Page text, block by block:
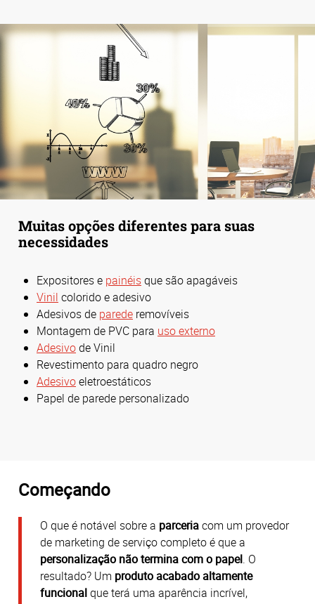
Muitas opções diferentes para suas
necessidades
Expositores e painéisque são apagáveis
Vinil colorido e adesivo
Adesivos de parede removíveis
Montagem de PVC para uso externo
Adesivode Vinil
Revestimento para quadro negro
Adesivoeletroestáticos
Papel de parede personalizado
Começando
O que é notável sobre a parceriacom um provedor
de marketing de serviço completo é que a
personalização não termina com o papel. O
resultado? Um produto acabado altamente
funcionalque terá uma aparência incrível,